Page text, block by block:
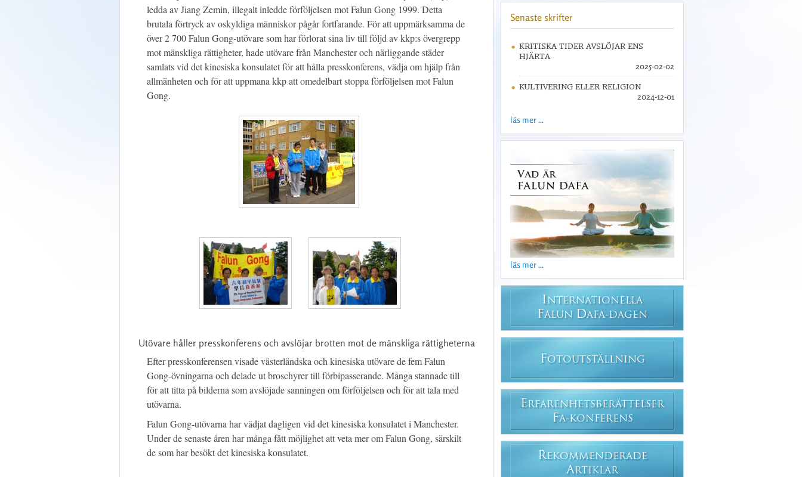
ledda av Jiang Zemin, illegalt inledde förföljelsen mot Falun Gong 1999. Detta
brutala förtryck av oskyldiga människor pågår fortfarande. För att uppmärksamma de
över 2 700 Falun Gong-utövare som har förlorat sina liv till följd av kkp:s övergrepp
mot mänskliga rättigheter, hade utövare från Manchester och närliggande städer
samlats vid det kinesiska konsulatet för att hålla presskonferens, vädja om hjälp från
allmänheten och för att uppmana kkp att omedelbart stoppa förföljelsen mot Falun
Gong.
Utövare håller presskonferens och avslöjar brotten mot de mänskliga rättigheterna
Efter presskonferensen visade västerländska och kinesiska utövare de fem Falun
Gong-övningarna och delade ut broschyrer till förbipasserande. Många stannade till
för att titta på bilderna som avslöjade sanningen om förföljelsen och för att tala med
utövarna.
Falun Gong-utövarna har vädjat dagligen vid det kinesiska konsulatet i Manchester.
Under de senaste åren har många fått möjlighet att veta mer om Falun Gong, särskilt
de som har besökt det kinesiska konsulatet.
Senaste skrifter
KRITISKA TIDER AVSLÖJAR ENS
HJÄRTA
2025-02-02
KULTIVERING ELLER RELIGION
2024-12-01
läs mer ...
läs mer ...
INTERNATIONELLA
FALUN DAFA-DAGEN
FOTOUTSTÄLLNING
ERFARENHETSBERÄTTELSER
FA-KONFERENS
REKOMMENDERADE
ARTIKLAR